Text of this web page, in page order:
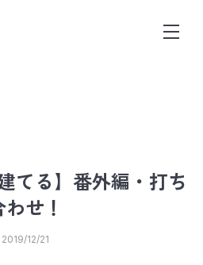
てる】番外編・打ち
わせ！
2019/12/21